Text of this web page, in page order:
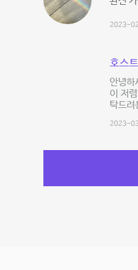
2023-
호스
안녕하
이 저
탁드려
2023-